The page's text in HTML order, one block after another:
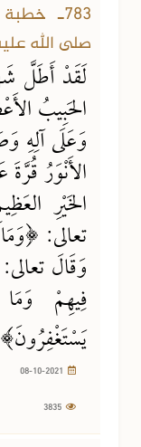
783ـ
صلى الله
لَقَدْ أَطَلَّ
الحَبِيبُ
وَعَلَى آلِهِ
الأَنْوَرُ
الخَيْرِ
تعالى:
وَقَالَ
فِيهِمْ